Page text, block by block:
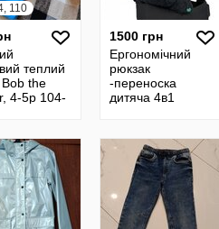
110
теплий
Bob the
4-5p 104-
1500 грн
Ергономічний
рюкзак
-переноска
дитяча 4в1